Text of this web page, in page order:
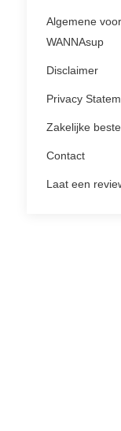
Algemene
WANNAsup
Disclaimer
Privacy
Zakelijke
Contact
Laat een